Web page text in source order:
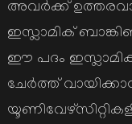
അവര്‍ക്ക്
ഇസ്ലാമിക്
ഈ പദം
ചേര്‍ത്ത്